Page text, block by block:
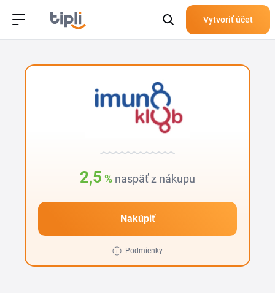
Vytvoriť účet
2,5 % naspäť z nákupu
Nakúpiť
Podmienky